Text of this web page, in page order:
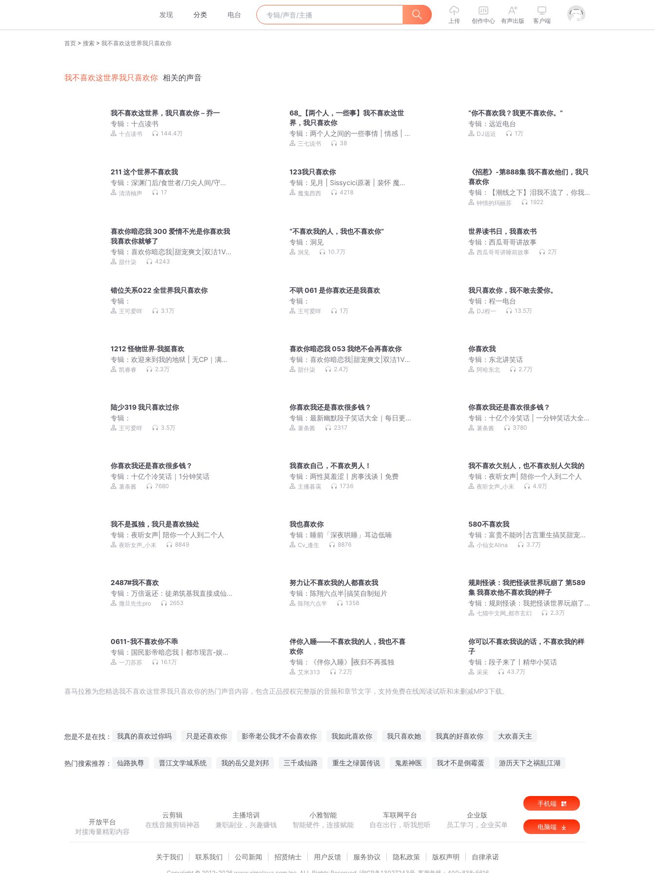
发现 分类 电台
上传 创作中心 有声出版 客户端
首页 > 搜索 > 我不喜欢这世界我只喜欢你
我不喜欢这世界我只喜欢你 相关的声音
我不喜欢这世界，我只喜欢你－乔一
专辑： 十点读书
十点读书 144.4万
68_【两个人，一些事】我不喜欢这世
界，我只喜欢你
专辑：两个人之间的一些事情 | 情感 | 故
事 三七说书 38
“你不喜欢我？我更不喜欢你。”
专辑：远近电台
DJ远近 1万
211 这个世界不喜欢我
专辑： 深渊门后/食世者/刀尖人间/守墓
大夏夜/刃口向神
清清柚声 17
123我只喜欢你
专辑： 见月 | Sissycici原著 | 裴怀 魔鬼
西西 | 互撩 | 不拉灯文学
魔鬼西西 4218
《招惹》-第888集 我不喜欢他们，我只
喜欢你
专辑：
【潮线之下】泪我不流了，你我
不要了 ，所以别招惹我
钟情的玛丽苏 1922
喜欢你暗恋我 300 爱情不光是你喜欢我
我喜欢你就够了
专辑： 喜欢你暗恋我|甜宠爽文|双洁1V1|
阅文白金现言|多人有声剧
甜什柒 4243
“不喜欢我的人，我也不喜欢你”
专辑：洞见
洞见 10.7万
世界读书日，我喜欢书
专辑：西瓜哥哥讲故事
西瓜哥哥讲睡前故事 2万
错位关系022 全世界我只喜欢你
专辑：
王可爱咩 3.1万
不哄 061 是你喜欢还是我喜欢
专辑：
王可爱咩 1万
我只喜欢你，我不敢去爱你。
专辑：程一电台
DJ程一 13.5万
1212 怪物世界·我挺喜欢
专辑： 欢迎来到我的地狱 | 无CP｜满级
大佬｜女强
凯睿睿 2.3万
喜欢你暗恋我 053 我绝不会再喜欢你
专辑：喜欢你暗恋我|甜宠爽文|双洁1V1|
阅文白金现言|多人有声剧
甜什柒 2.4万
你喜欢我
专辑： 东北讲笑话
阿哈东北 2.7万
陆少319 我只喜欢过你
专辑：
王可爱咩 3.5万
你喜欢我还是喜欢很多钱？
专辑：最新幽默段子笑话大全｜每日更
新 薯条酱 2317
你喜欢我还是喜欢很多钱？
专辑：十亿个冷笑话 | 一分钟笑话大全
儿童清新版
薯条酱 3780
你喜欢我还是喜欢很多钱？
专辑： 十亿个冷笑话｜1分钟笑话
薯条酱 7680
我喜欢自己，不喜欢男人！
专辑：两性莫羞涩丨房事浅谈丨免费
主播暮霭 1736
我不喜欢欠别人，也不喜欢别人欠我的
专辑：夜听女声| 陪你一个人到二个人
夜听女声_小末 4.9万
我不是孤独，我只是喜欢独处
专辑： 夜听女声| 陪你一个人到二个人
夜听女声_小末 8849
我也喜欢你
专辑：睡前「深夜哄睡」耳边低喃
Cv_逢生 8876
580不喜欢我
专辑：富贵不能吟|古言重生搞笑甜宠权
谋悬疑|青铜穗原著|小仙女多人有声剧
小仙女Alina 3.7万
2487#我不喜欢
专辑： 万倍返还：徒弟筑基我直接成仙 |
爆笑&无敌&爽文不圣母 | 多人有声剧
撒旦先生pro 2653
努力让不喜欢我的人都喜欢我
专辑：陈翔六点半|搞笑自制短片
陈翔六点半 1358
规则怪谈：我把怪谈世界玩崩了 第589
集 我喜欢他不喜欢我的样子
专辑：规则怪谈：我把怪谈世界玩崩了|
异能脑洞|多人有声
七猫中文网_都市玄幻 2.3万
0611-我不喜欢你不乖
专辑： 国民影帝暗恋我丨都市现言-娱乐
圈甜宠多人剧（喜马拉雅铁三角）
一刀苏苏 16.1万
伴你入睡——不喜欢我的人，我也不喜
欢你
专辑：
《伴你入睡》‖夜归不再孤独
艾米313 7.2万
你可以不喜欢我说的话，不喜欢我的样
子
专辑：段子来了丨精华小笑话
采采 43.7万
喜马拉雅为您精选我不喜欢这世界我只喜欢你的热门声音内容，包含正品授权完整版的音频和章节文字，支持免费在线阅读试听和未删减MP3下载。
您是不是在找： 我真的喜欢过你吗 只是还喜欢你 影帝老公我才不会喜欢你 我如此喜欢你 我只喜欢她 我真的好喜欢你 大欢喜天主
热门搜索推荐： 仙路执尊 晋江文学城系统 我的岳父是刘邦 三千成仙路 重生之绿茵传说 鬼差神医 我才不是倒霉蛋 游历天下之祸乱江湖
开放平台
对接海量精彩内容
云剪辑
在线音频剪辑神器
主播培训
兼职副业，兴趣赚钱
小雅智能
智能硬件，连接赋能
车联网平台
自在出行，听我想听
企业版
员工学习，企业买单
手机端
电脑端
关于我们 联系我们 公司新闻 招贤纳士 用户反馈 服务协议 隐私政策 版权声明 自律承诺